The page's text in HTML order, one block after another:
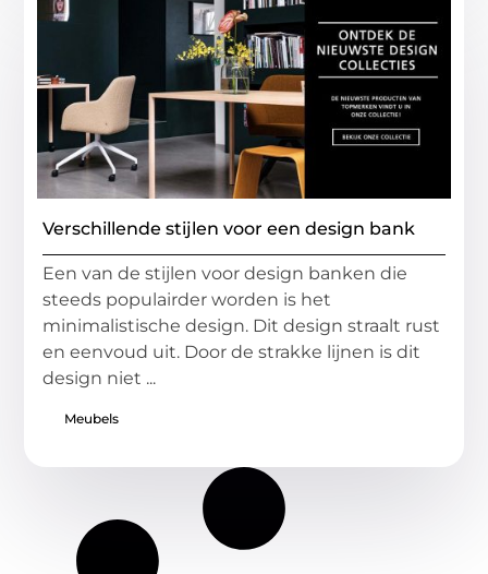
Verschillende stijlen voor een design bank
Een van de stijlen voor design banken die
steeds populairder worden is het
minimalistische design. Dit design straalt rust
en eenvoud uit. Door de strakke lijnen is dit
design niet ...
Meubels